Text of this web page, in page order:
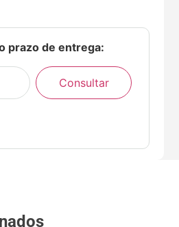
prazo de entrega:
Consultar